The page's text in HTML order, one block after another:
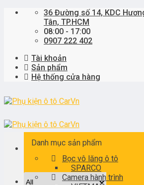
Skip
36 Đường số 14, KDC
Tân, TP.HCM
08:00 - 17:00
0907 222 402
Tài khoản
Sản phẩm
Hệ thống cửa hàng
Danh mục sản phẩm
Bọc vô lăng ô tô
SPARCO
Camera hành trình